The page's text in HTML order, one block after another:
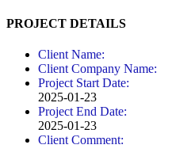
PROJECT DETAILS
Client Name:
Client Company Name:
Project Start Date:
2025-01-23
Project End Date:
2025-01-23
Client Comment: